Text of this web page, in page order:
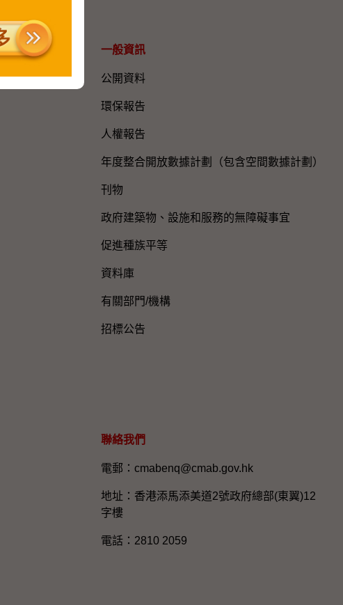
一般資訊​
公開資料
環保報告
人權報告
年度整合開放數據計劃（包含空間數據計劃）
刊物
政府建築物、設施和服務的無障礙事宜
促進種族平等
資料庫
有關部門/機構
招標公告
聯絡我們
電郵：cmabenq@cmab.gov.hk​
地址：香港添馬添美道2號政府總部(東翼)12
字樓
電話：2810 2059